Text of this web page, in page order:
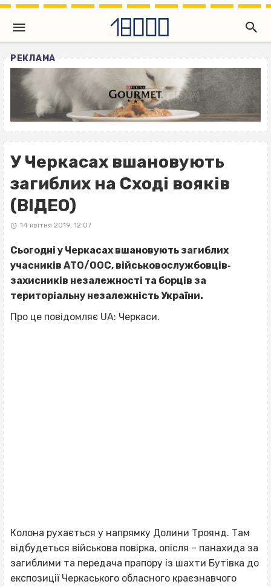
РЕКЛАМА
У Черкасах вшановують
загиблих на Сході вояків
(ВІДЕО)
14 квітня 2019, 12:07
Сьогодні у Черкасах вшановують загиблих
учасників АТО/ООС, військовослужбовців‐
захисників незалежності та борців за
територіальну незалежність України.
Про це повідомляє UA: Черкаси.
Колона рухається у напрямку Долини Троянд. Там
відбудеться військова повірка, опісля – панахида за
загиблими та передача прапору із шахти Бутівка до
експозиції Черкаського обласного краєзнавчого